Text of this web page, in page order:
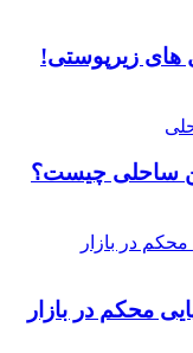
های زیرپوستی!
ساحلی چیست؟
محکم در بازار